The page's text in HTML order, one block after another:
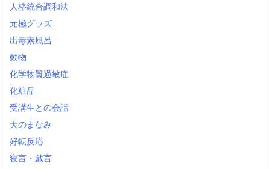
人格統合調和法
元極グッズ
出毒素風呂
動物
化学物質過敏症
化粧品
受講生との会話
天のまなみ
好転反応
寝言・戯言